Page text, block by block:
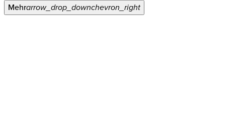
Mehrarrow_drop_downchevron_right